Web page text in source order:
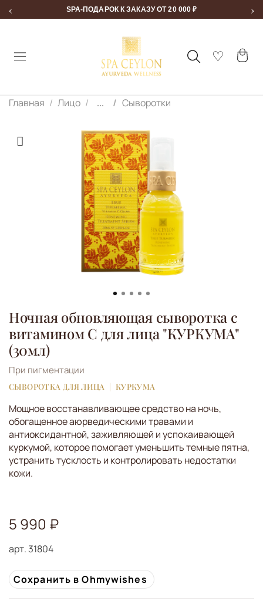
‹ SPA-ПОДАРОК К ЗАКАЗУ ОТ 20 000 ₽ ›
Главная Лицо ... Сыворотки
арт. 31804
Ночная обновляющая сыворотка с
витамином С для лица "КУРКУМА"
(30мл)
5 990 ₽
Сохранить в Ohmywishes
При пигментации
СЫВОРОТКА ДЛЯ ЛИЦА КУРКУМА
Мощное восстанавливающее средство на ночь,
обогащенное аюрведическими травами и
антиоксидантной, заживляющей и успокаивающей
куркумой, которое помогает уменьшить темные пятна,
устранить тусклость и контролировать недостатки
кожи.